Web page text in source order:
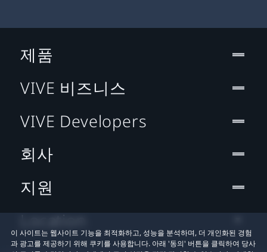
이 사이트는 웹사이트 기능을 최적화하고, 성능을 분석하며, 더 개인화된 경험
과 광고를 제공하기 위해 쿠키를 사용합니다. 아래 '동의' 버튼을 클릭하여 당사
제품
VIVE 비즈니스
VIVE Developers
회사
지원
Location